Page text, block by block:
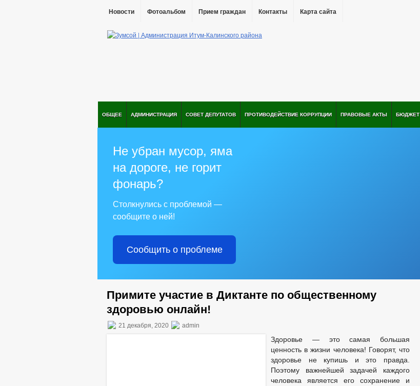
Новости Фотоальбом Прием граждан Контакты Карта сайта
ОБЩЕЕ АДМИНИСТРАЦИЯ СОВЕТ ДЕПУТАТОВ ПРОТИВОДЕЙСТВИЕ КОРРУПЦИИ ПРАВОВЫЕ АКТЫ БЮДЖЕТ
Не убран мусор, яма
на дороге, не горит
фонарь?
Столкнулись с проблемой —
сообщите о ней!
Сообщить о проблеме
Примите участие в Диктанте по общественному
здоровью онлайн!
21 декабря, 2020 admin
Здоровье — это самая большая
ценность в жизни человека! Говорят, что
здоровье не купишь и это правда.
Поэтому важнейшей задачей каждого
человека является его сохранение и